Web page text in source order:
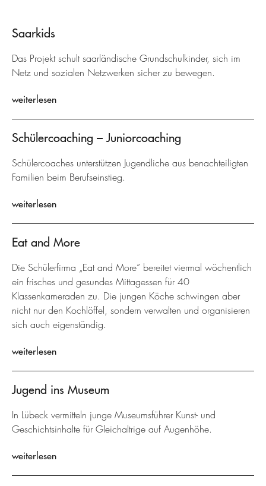
Saarkids
Das Projekt schult saarländische Grundschulkinder, sich im
Netz und sozialen Netzwerken sicher zu bewegen.
weiterlesen
Schülercoaching – Juniorcoaching
Schülercoaches unterstützen Jugendliche aus benachteiligten
Familien beim Berufseinstieg.
weiterlesen
Eat and More
Die Schülerfirma „Eat and More” bereitet viermal wöchentlich
ein frisches und gesundes Mittagessen für 40
Klassenkameraden zu. Die jungen Köche schwingen aber
nicht nur den Kochlöffel, sondern verwalten und organisieren
sich auch eigenständig.
weiterlesen
Jugend ins Museum
In Lübeck vermitteln junge Museumsführer Kunst- und
Geschichtsinhalte für Gleichaltrige auf Augenhöhe.
weiterlesen